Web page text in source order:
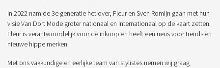
In 2022 nam de 3e generatie het over, Fleur en Sven Romijn gaan met hun
visie Van Dort Mode groter nationaal en internationaal op de kaart zetten.
Fleur is verantwoordelijk voor de inkoop en heeft een neus voor trends en
nieuwe hippe merken.
Met ons vakkundige en eerlijke team van stylistes nemen wij graag